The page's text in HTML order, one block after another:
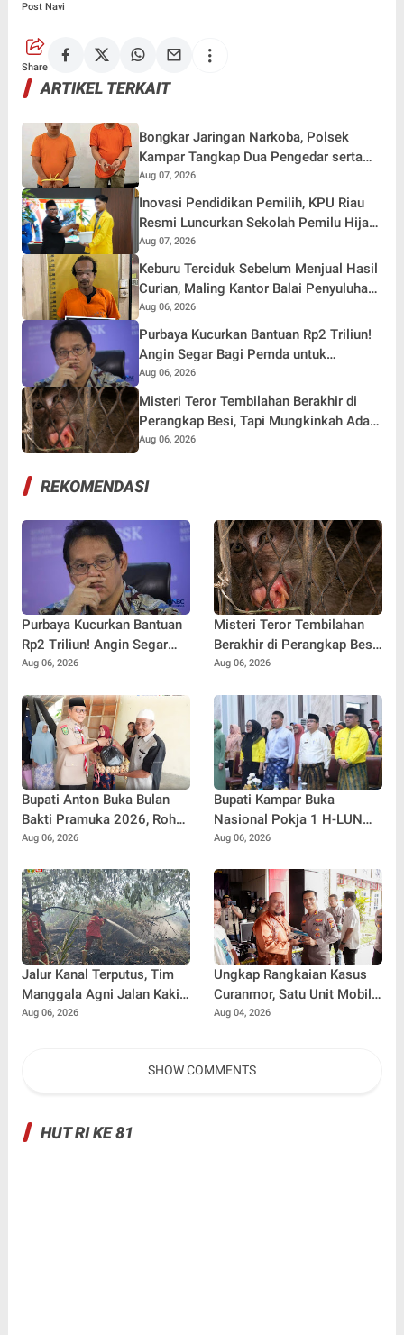
Post Navi
Share
ARTIKEL TERKAIT
Bongkar Jaringan Narkoba, Polsek
Kampar Tangkap Dua Pengedar serta
Amankan Sabu dan Ekstasi
Aug 07, 2026
Inovasi Pendidikan Pemilih, KPU Riau
Resmi Luncurkan Sekolah Pemilu Hijau
2026
Aug 07, 2026
Keburu Terciduk Sebelum Menjual Hasil
Curian, Maling Kantor Balai Penyuluhan
Kampar Diringkus
Aug 06, 2026
Purbaya Kucurkan Bantuan Rp2 Triliun!
Angin Segar Bagi Pemda untuk
Tuntaskan Tunggakan Gaji Pegawai
Aug 06, 2026
Misteri Teror Tembilahan Berakhir di
Perangkap Besi, Tapi Mungkinkah Ada
Pemangsa Lain yang Masih Mengintai ?
Aug 06, 2026
REKOMENDASI
Purbaya Kucurkan Bantuan
Rp2 Triliun! Angin Segar
Bagi Pemda untuk
Pegawai
Aug 06, 2026
Misteri Teror Tembilahan
Berakhir di Perangkap Besi,
Tapi Mungkinkah Ada
Mengintai ?
Aug 06, 2026
Bupati Anton Buka Bulan
Bakti Pramuka 2026, Rohul
Lepas 48 Kontingen
Aug 06, 2026
Bupati Kampar Buka
Nasional Pokja 1 H-LUN
Kabupaten Kampar 2026
Aug 06, 2026
Jalur Kanal Terputus, Tim
Manggala Agni Jalan Kaki
2 Km Padamkan Karhutla
Aug 06, 2026
Ungkap Rangkaian Kasus
Curanmor, Satu Unit Mobil
L300 dan 5 Unit Sepeda
Aug 04, 2026
SHOW COMMENTS
HUT RI KE 81